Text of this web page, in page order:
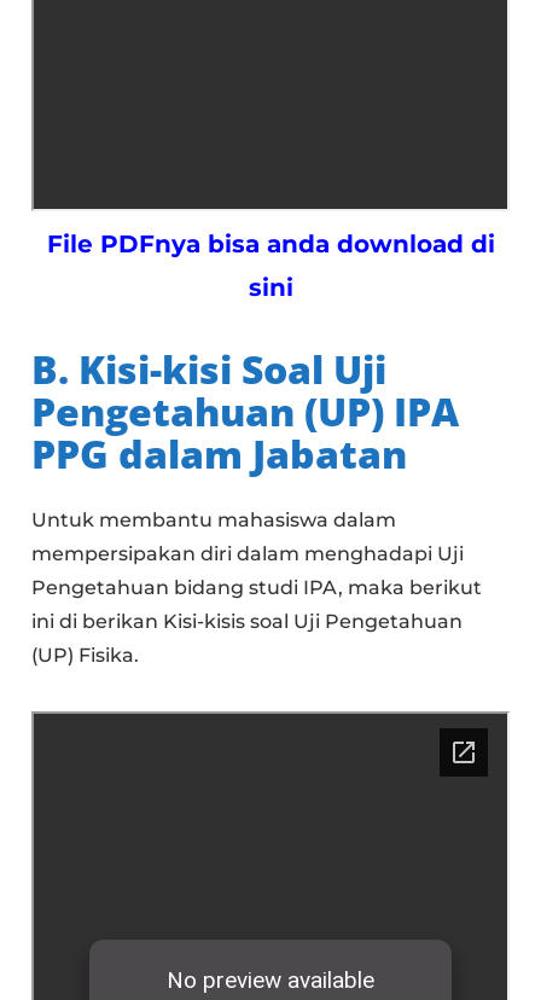
File PDFnya bisa anda download di
sini
B. Kisi-kisi Soal Uji
Pengetahuan (UP) IPA
PPG dalam Jabatan
Untuk membantu mahasiswa dalam
mempersipakan diri dalam menghadapi Uji
Pengetahuan bidang studi IPA, maka berikut
ini di berikan Kisi-kisis soal Uji Pengetahuan
(UP) Fisika.